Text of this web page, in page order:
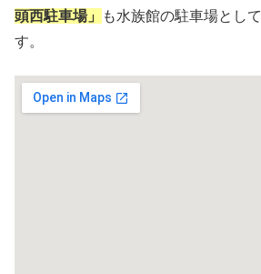
頭西駐車場」
も水族館の駐車場とし
す。